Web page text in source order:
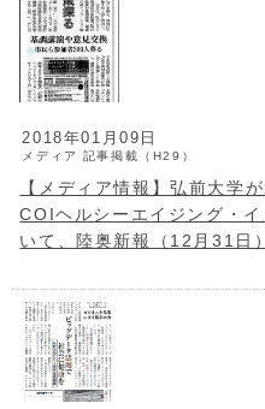
2018年01月09日
メディア 記事掲載（H29）
【メディア情報】弘前大学
COIヘルシーエイジング・
いて、陸奥新報（12月31日